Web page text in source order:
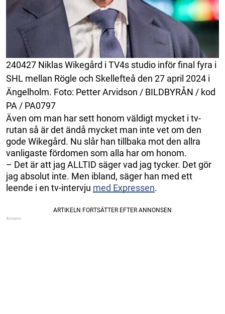
240427 Niklas Wikegård i TV4s studio inför final fyra i
SHL mellan Rögle och Skellefteå den 27 april 2024 i
Ängelholm. Foto: Petter Arvidson / BILDBYRÅN / kod
PA / PA0797
Även om man har sett honom väldigt mycket i tv-
rutan så är det ändå mycket man inte vet om den
gode Wikegård. Nu slår han tillbaka mot den allra
vanligaste fördomen som alla har om honom.
– Det är att jag ALLTID säger vad jag tycker. Det gör
jag absolut inte. Men ibland, säger han med ett
leende i en tv-intervju med Expressen.